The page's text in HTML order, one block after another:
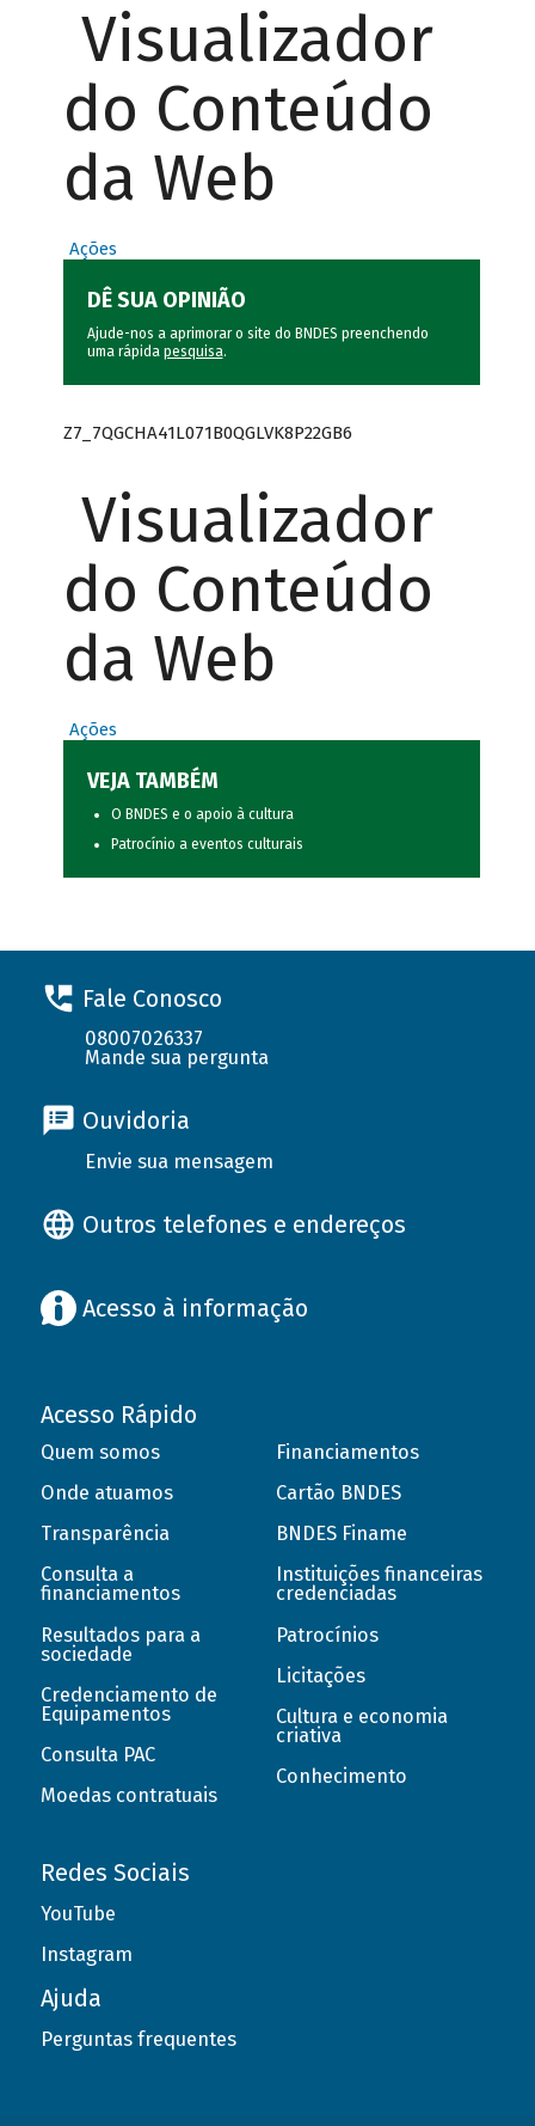
Visualizador
do Conteúdo
da Web
Ações
DÊ SUA OPINIÃO
Ajude-nos a aprimorar o site do BNDES preenchendo
uma rápida pesquisa.
Z7_7QGCHA41L071B0QGLVK8P22GB6
Visualizador
do Conteúdo
da Web
Ações
VEJA TAMBÉM
O BNDES e o apoio à cultura
Patrocínio a eventos culturais
Fale Conosco
08007026337
Mande sua pergunta
Ouvidoria
Envie sua mensagem
Outros telefones e endereços
Acesso à informação
Acesso Rápido
Quem somos
Onde atuamos
Transparência
Consulta a
financiamentos
Resultados para a
sociedade
Credenciamento de
Equipamentos
Consulta PAC
Moedas contratuais
Financiamentos
Cartão BNDES
BNDES Finame
Instituições financeiras
credenciadas
Patrocínios
Licitações
Cultura e economia
criativa
Conhecimento
Redes Sociais
YouTube
Instagram
Ajuda
Perguntas frequentes